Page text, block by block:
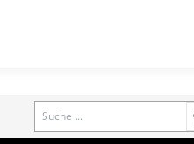
Search